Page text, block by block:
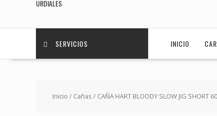
URDIALES
SERVICIOS INICIO
Inicio / Cañas / CAÑA HART BLOODY SLOW JIG SHORT